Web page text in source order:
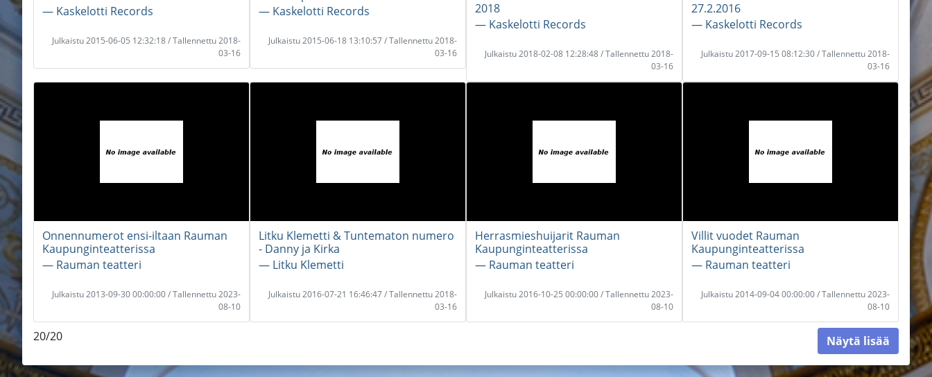
― Kaskelotti Records
Julkaistu 2015-06-05 12:32:18 / Tallennettu 2018-
03-16
― Kaskelotti Records
Julkaistu 2015-06-18 13:10:57 / Tallennettu 2018-
03-16
2018
― Kaskelotti Records
Julkaistu 2018-02-08 12:28:48 / Tallennettu 2018-
03-16
27.2.2016
― Kaskelotti Records
Julkaistu 2017-09-15 08:12:30 / Tallennettu 2018-
03-16
Onnennumerot ensi-iltaan Rauman
Kaupunginteatterissa
― Rauman teatteri
Julkaistu 2013-09-30 00:00:00 / Tallennettu 2023-
08-10
Litku Klemetti & Tuntematon numero
- Danny ja Kirka
― Litku Klemetti
Julkaistu 2016-07-21 16:46:47 / Tallennettu 2018-
03-16
Herrasmieshuijarit Rauman
Kaupunginteatterissa
― Rauman teatteri
Julkaistu 2016-10-25 00:00:00 / Tallennettu 2023-
08-10
Villit vuodet Rauman
Kaupunginteatterissa
― Rauman teatteri
Julkaistu 2014-09-04 00:00:00 / Tallennettu 2023-
08-10
20/20 Näytä lisää